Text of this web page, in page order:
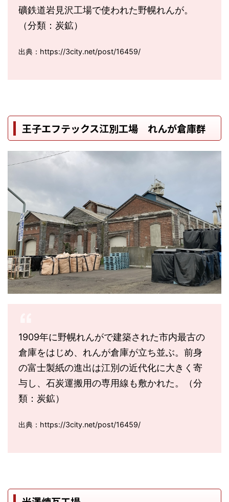
礦鉄道岩見沢工場で使われた野幌れんが。
（分類：炭鉱）
出典：https://3city.net/post/16459/
王子エフテックス江別工場 れんが倉庫群
1909年に野幌れんがで建築された市内最古の
倉庫をはじめ、れんが倉庫が立ち並ぶ。前身
の富士製紙の進出は江別の近代化に大きく寄
与し、石炭運搬用の専用線も敷かれた。（分
類：炭鉱）
出典：https://3city.net/post/16459/